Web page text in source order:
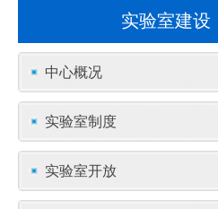
实验室建设
中心概况
实验室制度
实验室开放